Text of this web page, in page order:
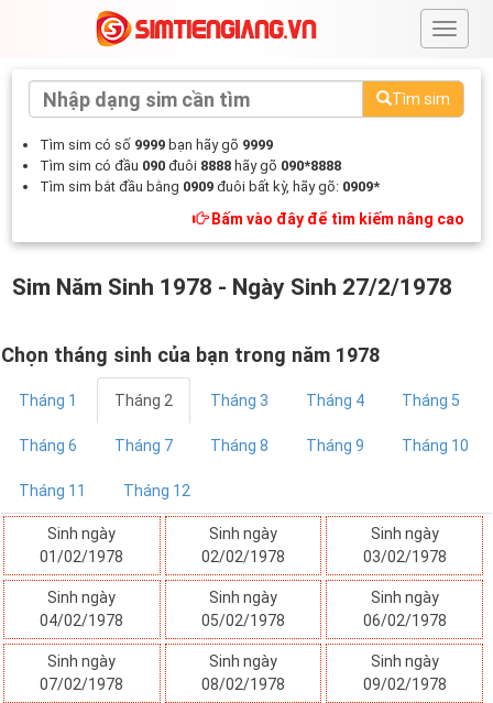
#
Tìm sim
Tìm sim có số 9999 bạn hãy gõ 9999
Tìm sim có đầu 090 đuôi 8888 hãy gõ 090*8888
Tìm sim bắt đầu bằng 0909 đuôi bất kỳ, hãy gõ: 0909*
Bấm vào đây để tìm kiếm nâng cao
Sim Năm Sinh 1978 - Ngày Sinh 27/2/1978
Chọn tháng sinh của bạn trong năm 1978
Tháng 1 Tháng 2 Tháng 3 Tháng 4 Tháng 5
Tháng 6 Tháng 7 Tháng 8 Tháng 9 Tháng 10
Tháng 11 Tháng 12
Sinh ngày
01/02/1978
Sinh ngày
02/02/1978
Sinh ngày
03/02/1978
Sinh ngày
04/02/1978
Sinh ngày
05/02/1978
Sinh ngày
06/02/1978
Sinh ngày
07/02/1978
Sinh ngày
08/02/1978
Sinh ngày
09/02/1978